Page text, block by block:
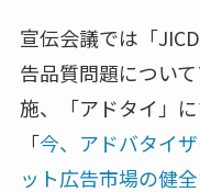
宣伝会議では「
告品質問題につい
施、「アドタイ」
「今、アドバタイ
ット広告市場の健